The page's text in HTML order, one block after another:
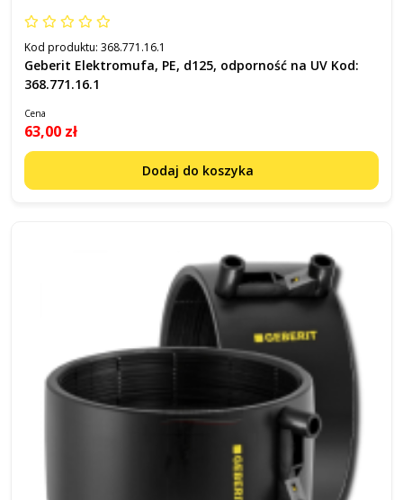
Kod produktu: 368.771.16.1
Geberit Elektromufa, PE, d125, odporność na UV Kod:
368.771.16.1
Cena
63,00 zł
Dodaj do koszyka